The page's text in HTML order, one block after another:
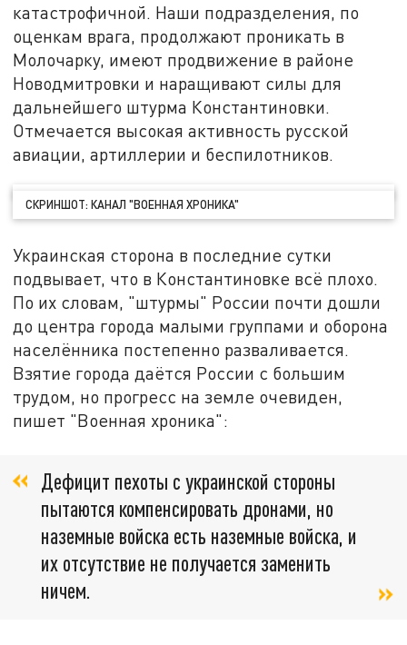
катастрофичной. Наши подразделения, по
оценкам врага, продолжают проникать в
Молочарку, имеют продвижение в районе
Новодмитровки и наращивают силы для
дальнейшего штурма Константиновки.
Отмечается высокая активность русской
авиации, артиллерии и беспилотников.
СКРИНШОТ: КАНАЛ "ВОЕННАЯ ХРОНИКА"
Украинская сторона в последние сутки
подвывает, что в Константиновке всё плохо.
По их словам, "штурмы" России почти дошли
до центра города малыми группами и оборона
населённика постепенно разваливается.
Взятие города даётся России с большим
трудом, но прогресс на земле очевиден,
пишет "Военная хроника":
Дефицит пехоты с украинской стороны
пытаются компенсировать дронами, но
наземные войска есть наземные войска, и
их отсутствие не получается заменить
ничем.